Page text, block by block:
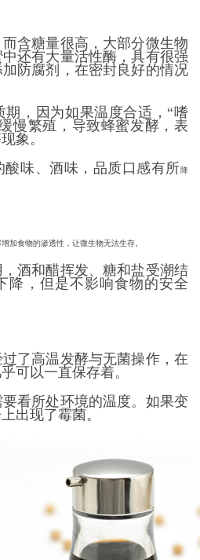
含糖量很高，大部分微生物
还有大量活性酶，具有很强
防腐剂，在密封良好的情况
，因为如果温度合适，“嗜
慢繁殖，导致蜂蜜发酵，表
象。
味、酒味，品质口感有所降
加食物的渗透性，让微生物无法生存。
酒和醋挥发、糖和盐受潮结
降，但是不影响食物的安全
了高温发酵与无菌操作，在
可以一直保存着。
看所处环境的温度。如果变
出现了霉菌。